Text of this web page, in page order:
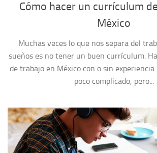
Cómo hacer un currículum
México
Muchas veces lo que nos separa del
sueños es no tener un buen currículum.
de trabajo en México con o sin
poco complicado, pero...